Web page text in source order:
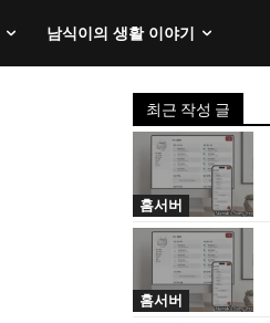
남식이의 생활 이야기
최근 작성 글
홈서버
홈서버